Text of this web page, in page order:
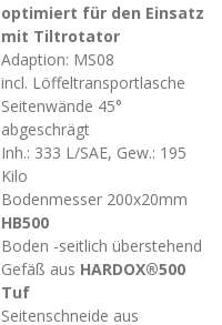
optimiert für den Einsatz
mit Tiltrotator
Adaption: MS08
incl. Löffeltransportlasche
Seitenwände 45°
abgeschrägt
Inh.: 333 L/SAE, Gew.: 195
Kilo
Bodenmesser 200x20mm
HB500
Boden -seitlich überstehend
Gefäß aus HARDOX®500
Tuf
Seitenschneide aus